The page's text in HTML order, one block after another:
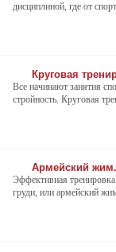
дисциплиной, где от
Круговая
Все начинают занятия
стройность. Круговая
Армейский
Эффективная
груди, или армейский